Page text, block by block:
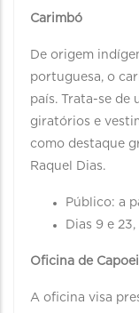
Carimbó
De origem
portuguesa, o
país. Trata-se de
giratórios e
como destaque
Raquel Dias.
Público: a
Dias 9 e
Oficina de
A oficina visa